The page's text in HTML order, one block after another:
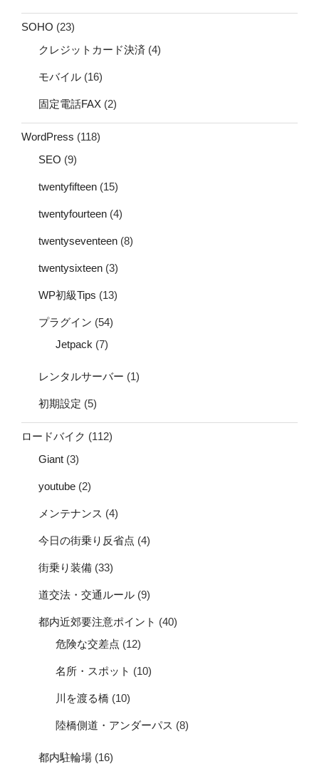
SOHO (23)
クレジットカード決済 (4)
モバイル (16)
固定電話FAX (2)
WordPress (118)
SEO (9)
twentyfifteen (15)
twentyfourteen (4)
twentyseventeen (8)
twentysixteen (3)
WP初級Tips (13)
プラグイン (54)
Jetpack (7)
レンタルサーバー (1)
初期設定 (5)
ロードバイク (112)
Giant (3)
youtube (2)
メンテナンス (4)
今日の街乗り反省点 (4)
街乗り装備 (33)
道交法・交通ルール (9)
都内近郊要注意ポイント (40)
危険な交差点 (12)
名所・スポット (10)
川を渡る橋 (10)
陸橋側道・アンダーパス (8)
都内駐輪場 (16)